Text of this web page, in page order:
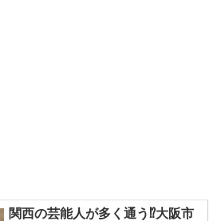
関西の芸能人が多く通う⁉大阪市